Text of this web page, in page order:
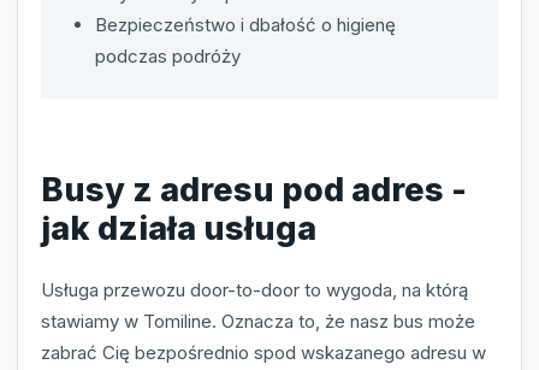
Bezpieczeństwo i dbałość o higienę
podczas podróży
Busy z adresu pod adres -
jak działa usługa
Usługa przewozu door-to-door to wygoda, na którą
stawiamy w Tomiline. Oznacza to, że nasz bus może
zabrać Cię bezpośrednio spod wskazanego adresu w